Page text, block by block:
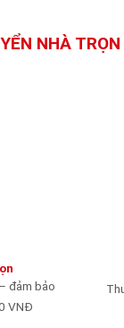
NHÀ
đảm bảo
VNĐ